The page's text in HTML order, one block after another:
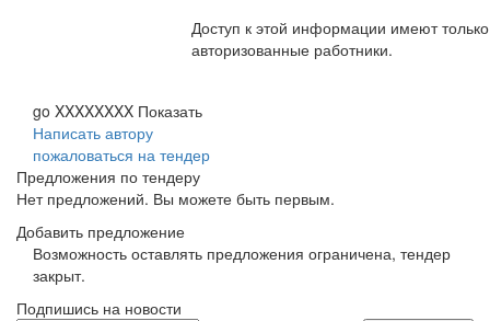
Доступ к этой информации имеют только
авторизованные работники.
go XXXXXXXX Показать
Написать автору
пожаловаться на тендер
Предложения по тендеру
Нет предложений. Вы можете быть первым.
Добавить предложение
Возможность оставлять предложения ограничена, тендер
закрыт.
Подпишись на новости